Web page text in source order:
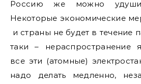
Россию же можно
Некоторые экономические
и страны не будет в течение
таки – нераспространение
все эти (атомные)
надо делать медленно,